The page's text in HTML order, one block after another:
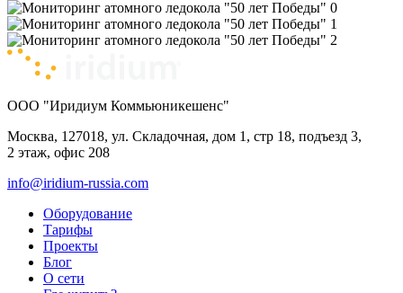
ООО "Иридиум Коммьюникешенс"
Москва, 127018, ул. Складочная, дом 1, стр 18, подъезд 3,
2 этаж, офис 208
info@iridium-russia.com
Оборудование
Тарифы
Проекты
Блог
О сети